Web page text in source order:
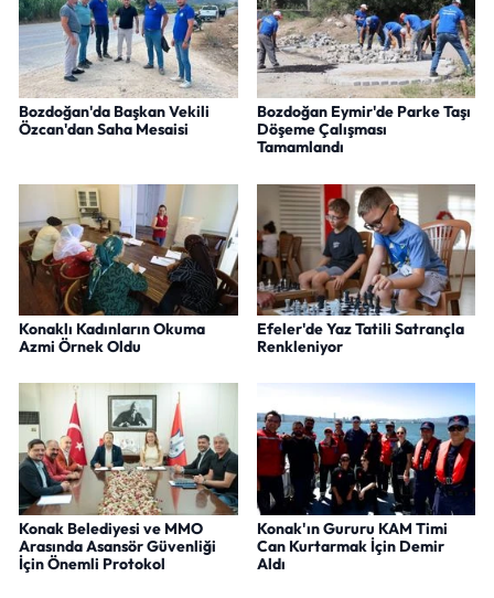
Bozdoğan'da Başkan Vekili
Özcan'dan Saha Mesaisi
Bozdoğan Eymir'de Parke Taşı
Döşeme Çalışması
Tamamlandı
Konaklı Kadınların Okuma
Azmi Örnek Oldu
Efeler'de Yaz Tatili Satrançla
Renkleniyor
Konak Belediyesi ve MMO
Arasında Asansör Güvenliği
İçin Önemli Protokol
Konak'ın Gururu KAM Timi
Can Kurtarmak İçin Demir
Aldı